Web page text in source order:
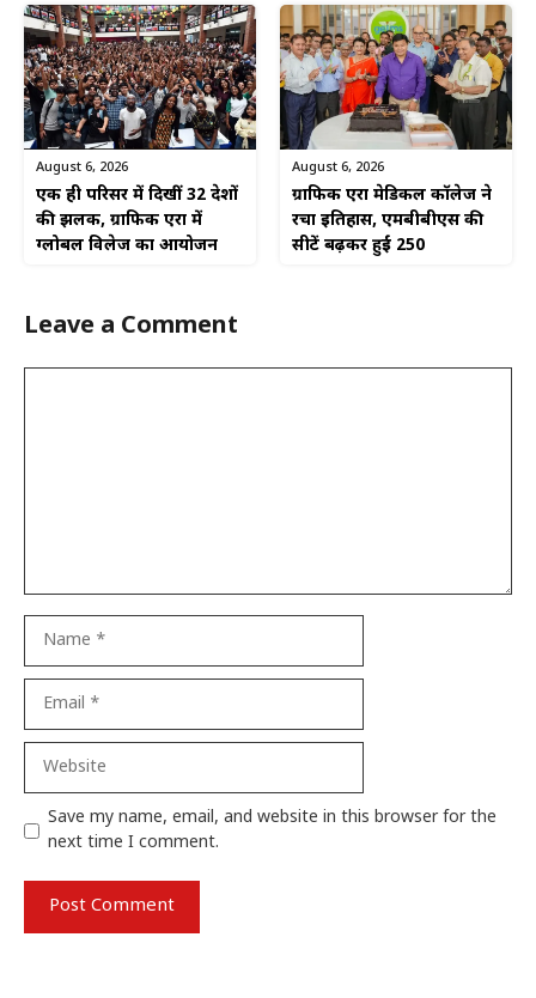
August 6, 2026
एक ही परिसर में दिखीं 32 देशों
की झलक, ग्राफिक एरा में
ग्लोबल विलेज का आयोजन
August 6, 2026
ग्राफिक एरा मेडिकल कॉलेज ने
रचा इतिहास, एमबीबीएस की
सीटें बढ़कर हुईं 250
Leave a Comment
Website
Save my name, email, and website in this browser for the
next time I comment.